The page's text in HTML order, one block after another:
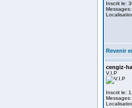
Inscrit le:
Revenir
cengiz-
V.I.P
Inscrit le: